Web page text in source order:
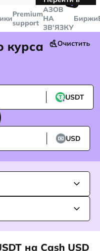
Telegram
Premium
support
🤙
AЗОВ
НА
ЗВ'ЯЗКУ
Биржи
курса
Очистить
USDT
USD
на Cash USD